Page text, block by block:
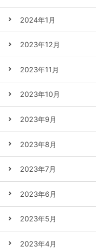
2024年1月
2023年12月
2023年11月
2023年10月
2023年9月
2023年8月
2023年7月
2023年6月
2023年5月
2023年4月